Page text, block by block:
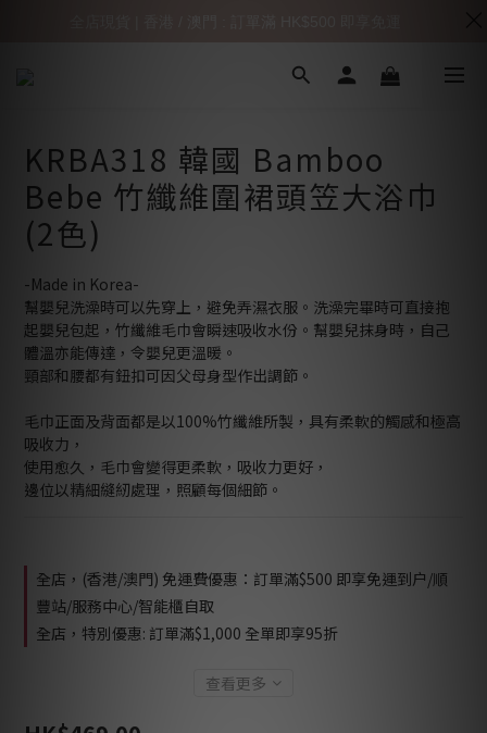
KRBA318 韓國 Bamboo
Bebe 竹纖維圍裙頭笠大浴巾
(2色)
-Made in Korea-
幫嬰兒洗澡時可以先穿上，避免弄濕衣服。洗澡完畢時可直接抱
起嬰兒包起，竹纖維毛巾會瞬速吸收水份。幫嬰兒抹身時，自己
體溫亦能傳達，令嬰兒更溫暖。
頸部和腰都有鈕扣可因父母身型作出調節。
毛巾正面及背面都是以100%竹纖維所製，具有柔軟的觸感和極高
吸收力，
使用愈久，毛巾會變得更柔軟，吸收力更好，
邊位以精細縫紉處理，照顧每個細節。
全店，(香港/澳門) 免運費優惠：訂單滿$500 即享免運到户/順
豐站/服務中心/智能櫃自取
全店，特別優惠: 訂單滿$1,000 全單即享95折
查看更多